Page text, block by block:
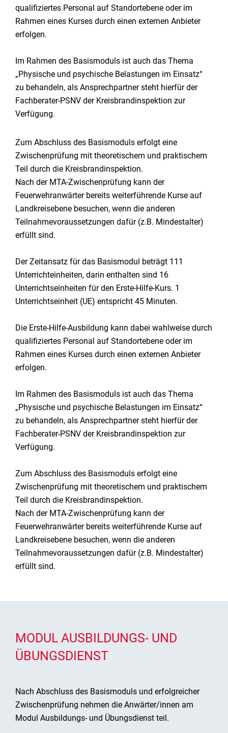
qualifiziertes Personal auf Standortebene oder im
Rahmen eines Kurses durch einen externen Anbieter
erfolgen.
Im Rahmen des Basismoduls ist auch das Thema
„Physische und psychische Belastungen im Einsatz“
zu behandeln, als Ansprechpartner steht hierfür der
Fachberater-PSNV der Kreisbrandinspektion zur
Verfügung.
Zum Abschluss des Basismoduls erfolgt eine
Zwischenprüfung mit theoretischem und praktischem
Teil durch die Kreisbrandinspektion.
Nach der MTA-Zwischenprüfung kann der
Feuerwehranwärter bereits weiterführende Kurse auf
Landkreisebene besuchen, wenn die anderen
Teilnahmevoraussetzungen dafür (z.B. Mindestalter)
erfüllt sind.
Der Zeitansatz für das Basismodul beträgt 111
Unterrichteinheiten, darin enthalten sind 16
Unterrichtseinheiten für den Erste-Hilfe-Kurs. 1
Unterrichtseinheit (UE) entspricht 45 Minuten.
Die Erste-Hilfe-Ausbildung kann dabei wahlweise durch
qualifiziertes Personal auf Standortebene oder im
Rahmen eines Kurses durch einen externen Anbieter
erfolgen.
Im Rahmen des Basismoduls ist auch das Thema
„Physische und psychische Belastungen im Einsatz“
zu behandeln, als Ansprechpartner steht hierfür der
Fachberater-PSNV der Kreisbrandinspektion zur
Verfügung.
Zum Abschluss des Basismoduls erfolgt eine
Zwischenprüfung mit theoretischem und praktischem
Teil durch die Kreisbrandinspektion.
Nach der MTA-Zwischenprüfung kann der
Feuerwehranwärter bereits weiterführende Kurse auf
Landkreisebene besuchen, wenn die anderen
Teilnahmevoraussetzungen dafür (z.B. Mindestalter)
erfüllt sind.
MODUL AUSBILDUNGS- UND
ÜBUNGSDIENST
Nach Abschluss des Basismoduls und erfolgreicher
Zwischenprüfung nehmen die Anwärter/innen am
Modul Ausbildungs- und Übungsdienst teil.